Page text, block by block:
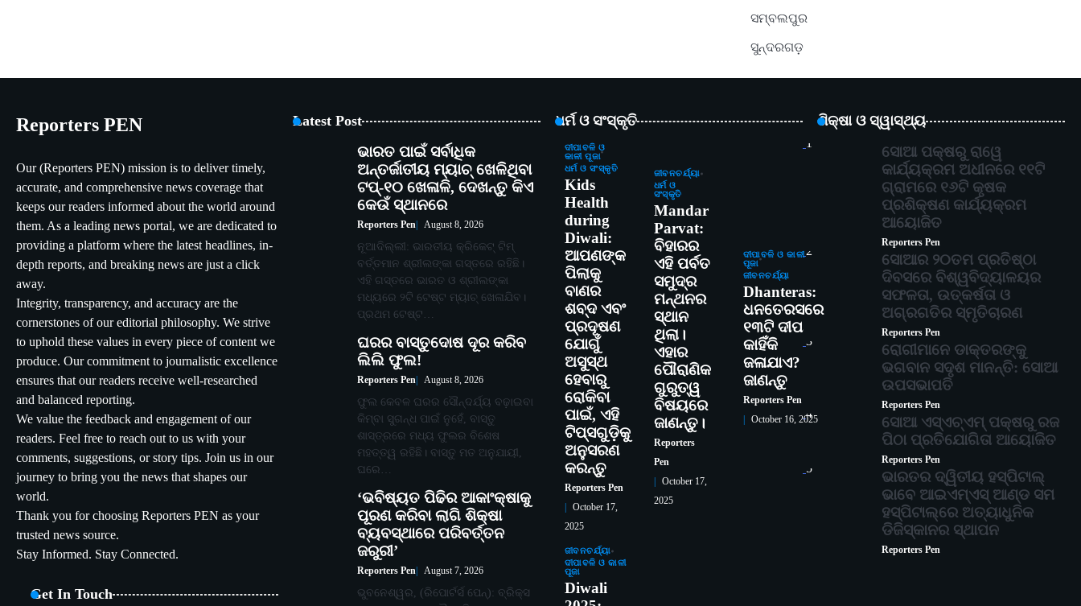
ସମ୍ବଲପୁର
ସୁନ୍ଦରଗଡ଼
Reporters PEN
Our (Reporters PEN) mission is to deliver timely,
accurate, and comprehensive news coverage that
keeps our readers informed about the world around
them. As a leading news portal, we are dedicated to
providing a platform where the latest headlines, in-
depth reports, and breaking news are just a click
away.
Integrity, transparency, and accuracy are the
cornerstones of our editorial philosophy. We strive
to uphold these values in every piece of content we
produce. Our commitment to journalistic excellence
ensures that our readers receive well-researched
and balanced reporting.
We value the feedback and engagement of our
readers. Feel free to reach out to us with your
comments, suggestions, or story tips. Join us in our
journey to bring you the news that shapes our
world.
Thank you for choosing Reporters PEN as your
trusted news source.
Stay Informed. Stay Connected.
Get In Touch
Latest Post
ଭାରତ ପାଇଁ ସର୍ବାଧିକ
ଅନ୍ତର୍ଜାତୀୟ ମ୍ୟାଚ୍ ଖେଳିଥିବା
ଟପ୍-୧୦ ଖେଳାଳି, ଦେଖନ୍ତୁ କିଏ
କେଉଁ ସ୍ଥାନରେ
Reporters Pen August 8, 2026
ନୂଆଦିଲ୍ଲୀ: ଭାରତୀୟ କ୍ରିକେଟ୍ ଟିମ୍
ବର୍ତ୍ତମାନ ଶ୍ରୀଲଙ୍କା ଗସ୍ତରେ ରହିଛି।
ଏହି ଗସ୍ତରେ ଭାରତ ଓ ଶ୍ରୀଲଙ୍କା
ମଧ୍ୟରେ ୨ଟି ଟେଷ୍ଟ ମ୍ୟାଚ୍ ଖେଳାଯିବ।
ପ୍ରଥମ ଟେଷ୍ଟ…
ଘରର ବାସ୍ତୁଦୋଷ ଦୂର କରିବ
ଲିଲି ଫୁଲ!
Reporters Pen August 8, 2026
ଫୁଲ କେବଳ ଘରର ସୌନ୍ଦର୍ଯ୍ୟ ବଢ଼ାଇବା
କିମ୍ବା ସୁଗନ୍ଧ ପାଇଁ ନୁହେଁ, ବାସ୍ତୁ
ଶାସ୍ତ୍ରରେ ମଧ୍ୟ ଫୁଲର ବିଶେଷ
ମହତ୍ତ୍ୱ ରହିଛି। ବାସ୍ତୁ ମତ ଅନୁଯାୟୀ,
ଘରେ…
‘ଭବିଷ୍ୟତ ପିଢିର ଆକାଂକ୍ଷାକୁ
ପୂରଣ କରିବା ଲାଗି ଶିକ୍ଷା
ବ୍ୟବସ୍ଥାରେ ପରିବର୍ତ୍ତନ
ଜରୁରୀ’
Reporters Pen August 7, 2026
ଭୁବନେଶ୍ୱର, (ରିପୋର୍ଟର୍ସ ପେନ୍‌): ବ୍ରିକ୍ସ
ଧର୍ମ ଓ ସଂସ୍କୃତି
ଦୀପାବଳି ଓ
କାଳୀ ପୂଜା
ଧର୍ମ ଓ ସଂସ୍କୃତି
Kids
Health
during
Diwali:
ଆପଣଙ୍କ
ପିଲାକୁ
ବାଣର
ଶବ୍ଦ ଏବଂ
ପ୍ରଦୂଷଣ
ଯୋଗୁଁ
ଅସୁସ୍ଥ
ହେବାରୁ
ରୋକିବା
ପାଇଁ, ଏହି
ଟିପ୍ସଗୁଡ଼ିକୁ
ଅନୁସରଣ
କରନ୍ତୁ
Reporters Pen
October 17,
2025
ଜୀବନଚର୍ଯ୍ୟା
ଧର୍ମ ଓ
ସଂସ୍କୃତି
Mandar
Parvat:
ବିହାରର
ଏହି ପର୍ବତ
ସମୁଦ୍ର
ମନ୍ଥନର
ସ୍ଥାନ
ଥିଲା।
ଏହାର
ପୌରାଣିକ
ଗୁରୁତ୍ୱ
ବିଷୟରେ
ଜାଣନ୍ତୁ।
Reporters
Pen
October 17,
2025
ଦୀପାବଳି ଓ କାଳୀ
ପୂଜା
ଜୀବନଚର୍ଯ୍ୟା
Dhanteras:
ଧନତେରସରେ
୧୩ଟି ଦୀପ
କାହିଁକି
ଜଳାଯାଏ?
ଜାଣନ୍ତୁ
Reporters Pen
October 16, 2025
ଜୀବନଚର୍ଯ୍ୟା
ଦୀପାବଳି ଓ କାଳୀ
ପୂଜା
Diwali
ଶିକ୍ଷା ଓ ସ୍ୱାସ୍ଥ୍ୟ
1
ସୋଆ ପକ୍ଷରୁ ରାୱେ
କାର୍ଯ୍ୟକ୍ରମ ଅଧୀନରେ ୧୧ଟି
ଗ୍ରାମରେ ୧୬ଟି କୃଷକ
ପ୍ରଶିକ୍ଷଣ କାର୍ଯ୍ୟକ୍ରମ
ଆୟୋଜିତ
Reporters Pen
2
ସୋଆର ୨୦ତମ ପ୍ରତିଷ୍ଠା
ଦିବସରେ ବିଶ୍ୱବିଦ୍ୟାଳୟର
ସଫଳତା, ଉତ୍କର୍ଷତା ଓ
ଅଗ୍ରଗତିର ସ୍ମୃତିଚାରଣ
Reporters Pen
3
ରୋଗୀମାନେ ଡାକ୍ତରଙ୍କୁ
ଭଗବାନ ସଦୃଶ ମାନନ୍ତି: ସୋଆ
ଉପସଭାପତି
Reporters Pen
4
ସୋଆ ଏସ୍‌ଏଚ୍‌ଏମ୍ ପକ୍ଷରୁ ରଜ
ପିଠା ପ୍ରତିଯୋଗିତା ଆୟୋଜିତ
Reporters Pen
5
ଭାରତର ଦ୍ୱିତୀୟ ହସ୍ପିଟାଲ୍
ଭାବେ ଆଇଏମ୍‌ଏସ୍ ଆଣ୍ଡ ସମ
ହସ୍ପିଟାଲ୍‌ରେ ଅତ୍ୟାଧୁନିକ
ଡିଜିସ୍କାନର ସ୍ଥାପନ
Reporters Pen